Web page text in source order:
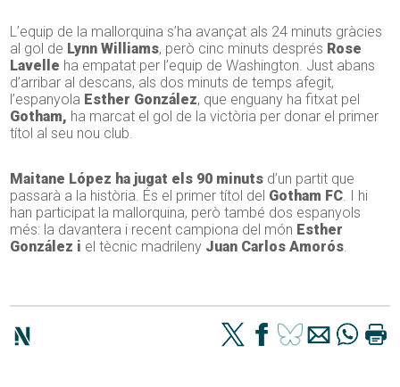
L’equip de la mallorquina s’ha avançat als 24 minuts gràcies
al gol de Lynn Williams, però cinc minuts després Rose
Lavelle ha empatat per l’equip de Washington. Just abans
d’arribar al descans, als dos minuts de temps afegit,
l’espanyola Esther González, que enguany ha fitxat pel
Gotham, ha marcat el gol de la victòria per donar el primer
títol al seu nou club.
Maitane López ha jugat els 90 minuts d’un partit que
passarà a la història. És el primer títol del Gotham FC. I hi
han participat la mallorquina, però també dos espanyols
més: la davantera i recent campiona del món Esther
González i el tècnic madrileny Juan Carlos Amorós.